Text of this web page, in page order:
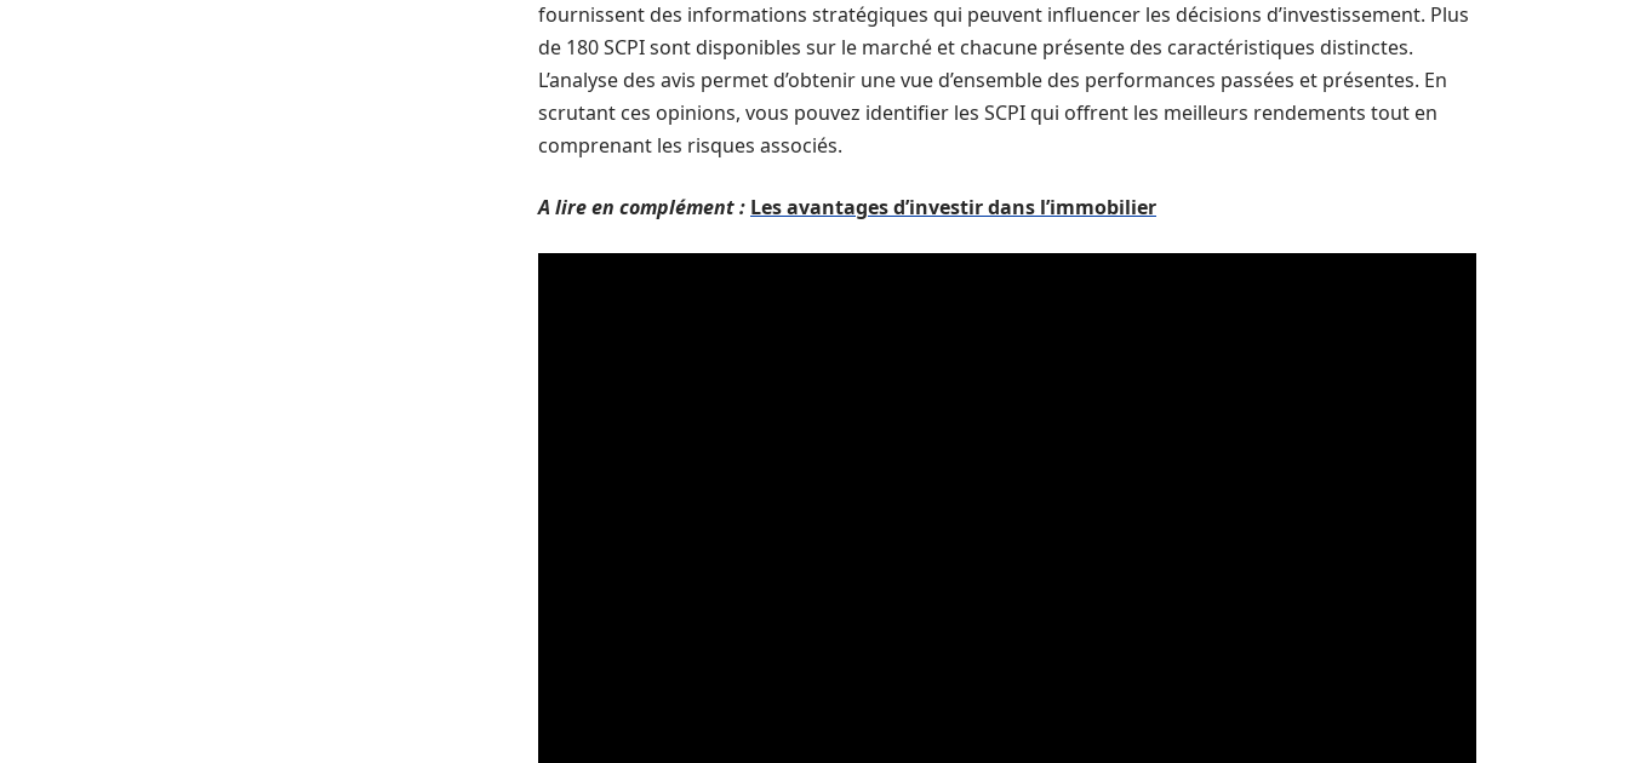
fournissent des informations stratégiques qui peuvent influencer les décisions d’investissement. Plus
de 180 SCPI sont disponibles sur le marché et chacune présente des caractéristiques distinctes.
L’analyse des avis permet d’obtenir une vue d’ensemble des performances passées et présentes. En
scrutant ces opinions, vous pouvez identifier les SCPI qui offrent les meilleurs rendements tout en
comprenant les risques associés.
A lire en complément : Les avantages d’investir dans l’immobilier